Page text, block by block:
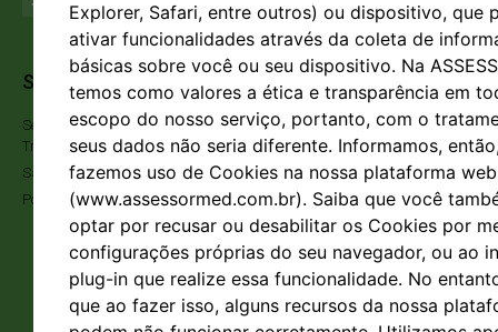
Serviços
Segurança do
Trabalho
Saúde Ocupacional
Política de Privacidade
Novidades e
Avisos
Nome
Email
Mensagem
Explorer, Safari, entre outros) ou dispositivo, que
ativar funcionalidades através da coleta de
básicas sobre você ou seu dispositivo. Na
temos como valores a ética e transparência em
escopo do nosso serviço, portanto, com o
seus dados não seria diferente. Informamos,
fazemos uso de Cookies na nossa plataforma web
(www.assessormed.com.br). Saiba que você
optar por recusar ou desabilitar os Cookies por
configurações próprias do seu navegador, ou ao
plug-in que realize essa funcionalidade. No
que ao fazer isso, alguns recursos da nossa